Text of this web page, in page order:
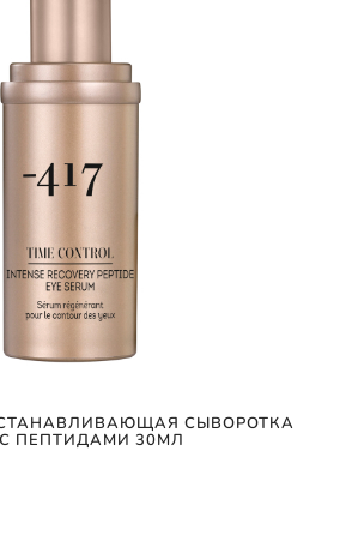
СЫВОРОТКА
ПЕПТИДАМИ 30МЛ